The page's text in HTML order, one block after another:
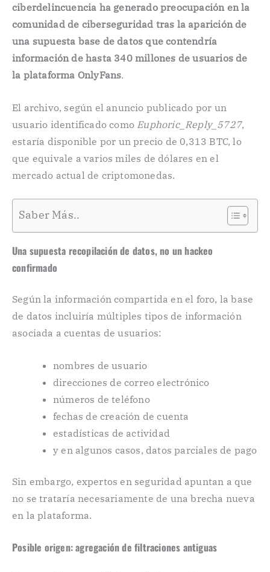
ciberdelincuencia ha generado preocupación en la
comunidad de ciberseguridad tras la aparición de
una supuesta base de datos que contendría
información de hasta 340 millones de usuarios de
la plataforma OnlyFans.
El archivo, según el anuncio publicado por un
usuario identificado como Euphoric_Reply_5727,
estaría disponible por un precio de 0,313 BTC, lo
que equivale a varios miles de dólares en el
mercado actual de criptomonedas.
Saber Más..
Una supuesta recopilación de datos, no un hackeo
confirmado
Según la información compartida en el foro, la base
de datos incluiría múltiples tipos de información
asociada a cuentas de usuarios:
nombres de usuario
direcciones de correo electrónico
números de teléfono
fechas de creación de cuenta
estadísticas de actividad
y en algunos casos, datos parciales de pago
Sin embargo, expertos en seguridad apuntan a que
no se trataría necesariamente de una brecha nueva
en la plataforma.
Posible origen: agregación de filtraciones antiguas